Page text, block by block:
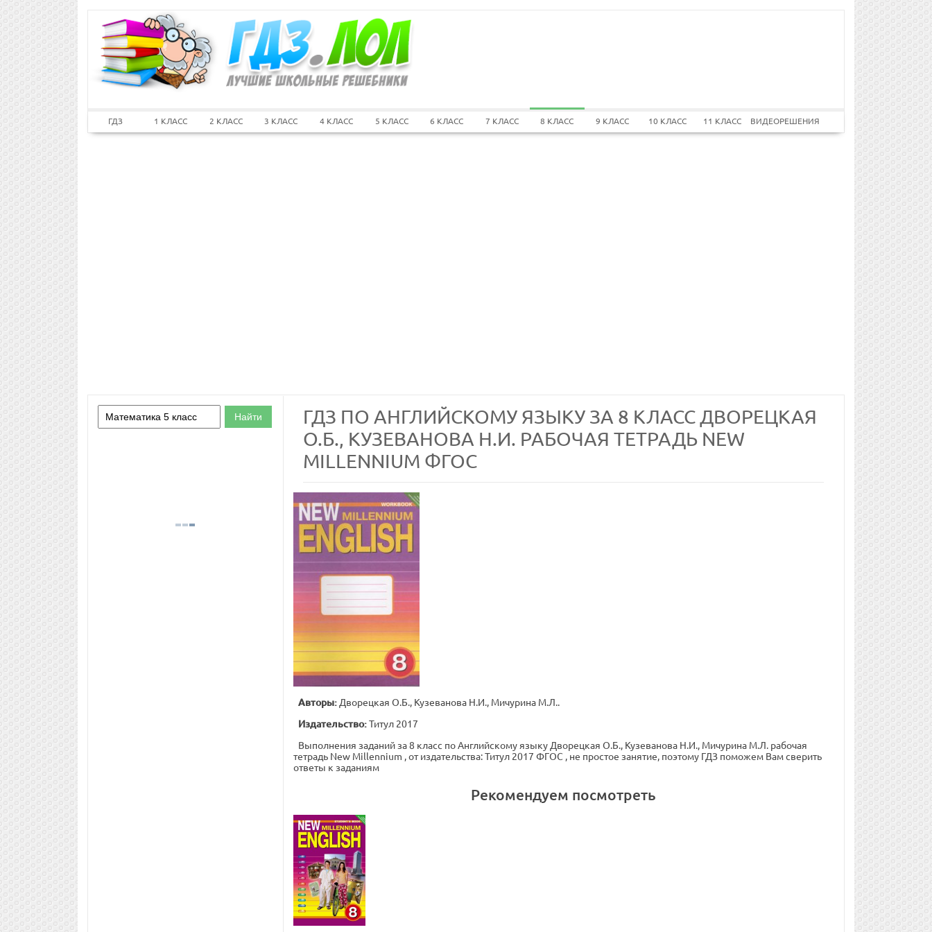
ГДЗ 1 КЛАСС 2 КЛАСС 3 КЛАСС 4 КЛАСС 5 КЛАСС 6 КЛАСС 7 КЛАСС 8 КЛАСС 9 КЛАСС 10 КЛАСС 11 КЛАСС ВИДЕОРЕШЕНИЯ
ГДЗ ПО АНГЛИЙСКОМУ ЯЗЫКУ ЗА 8 КЛАСС ДВОРЕЦКАЯ
О.Б., КУЗЕВАНОВА Н.И. РАБОЧАЯ ТЕТРАДЬ NEW
MILLENNIUM ФГОС
Авторы: Дворецкая О.Б., Кузеванова Н.И., Мичурина М.Л..
Издательство:Титул 2017
Выполнения заданий за 8 класс по Английскому языку Дворецкая О.Б., Кузеванова Н.И., Мичурина М.Л. рабочая
тетрадь New Millennium , от издательства: Титул 2017 ФГОС , не простое занятие, поэтому ГДЗ поможем Вам сверить
ответы к заданиям
Рекомендуем посмотреть